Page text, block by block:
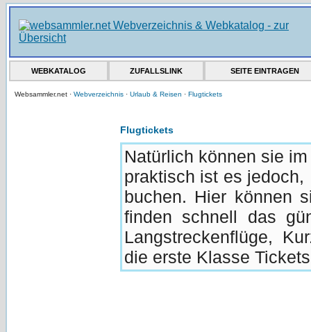
WEBKATALOG ZUFALLSLINK SEITE EINTRAGEN
Websammler.net · Webverzeichnis · Urlaub & Reisen · Flugtickets
Flugtickets
Natürlich können sie
praktisch ist es
buchen. Hier können
finden schnell das
Langstreckenflüge,
die erste Klasse